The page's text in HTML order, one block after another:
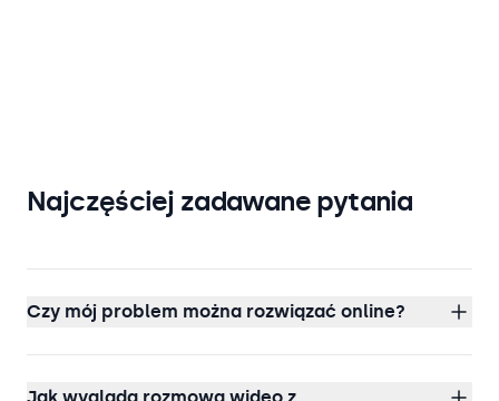
Najczęściej zadawane pytania
Czy mój problem można rozwiązać online?